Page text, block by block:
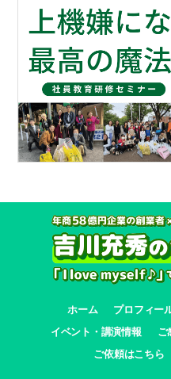
ホーム プロフィー
イベント・講演情報
ご
ご依頼はこちら